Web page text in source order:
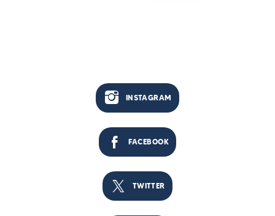
INSTAGRAM
FACEBOOK
TWITTER